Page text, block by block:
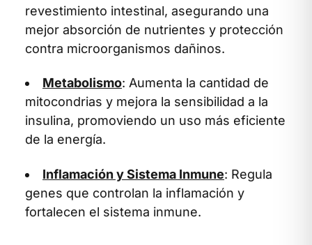
revestimiento intestinal, asegurando una
mejor absorción de nutrientes y protección
contra microorganismos dañinos.
Metabolismo: Aumenta la cantidad de
mitocondrias y mejora la sensibilidad a la
insulina, promoviendo un uso más eficiente
de la energía.
Inflamación y Sistema Inmune: Regula
genes que controlan la inflamación y
fortalecen el sistema inmune.